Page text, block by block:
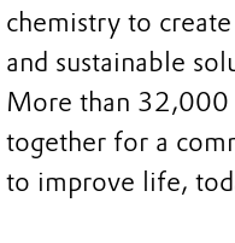
chemistry to
and sustainable
More than
together for a
to improve life,